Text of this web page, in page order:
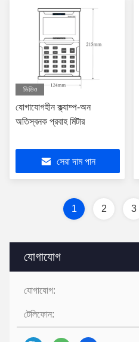
যোগাযোগ
যোগাযোগ:
টেলিফোন:
ভিডিও
যোগাযোগহীন ক্ল্যাম্প-অন
অতিস্বনক প্রবাহ মিটার
সেরা দাম পান
1 2 3